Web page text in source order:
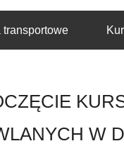
transportowe
W